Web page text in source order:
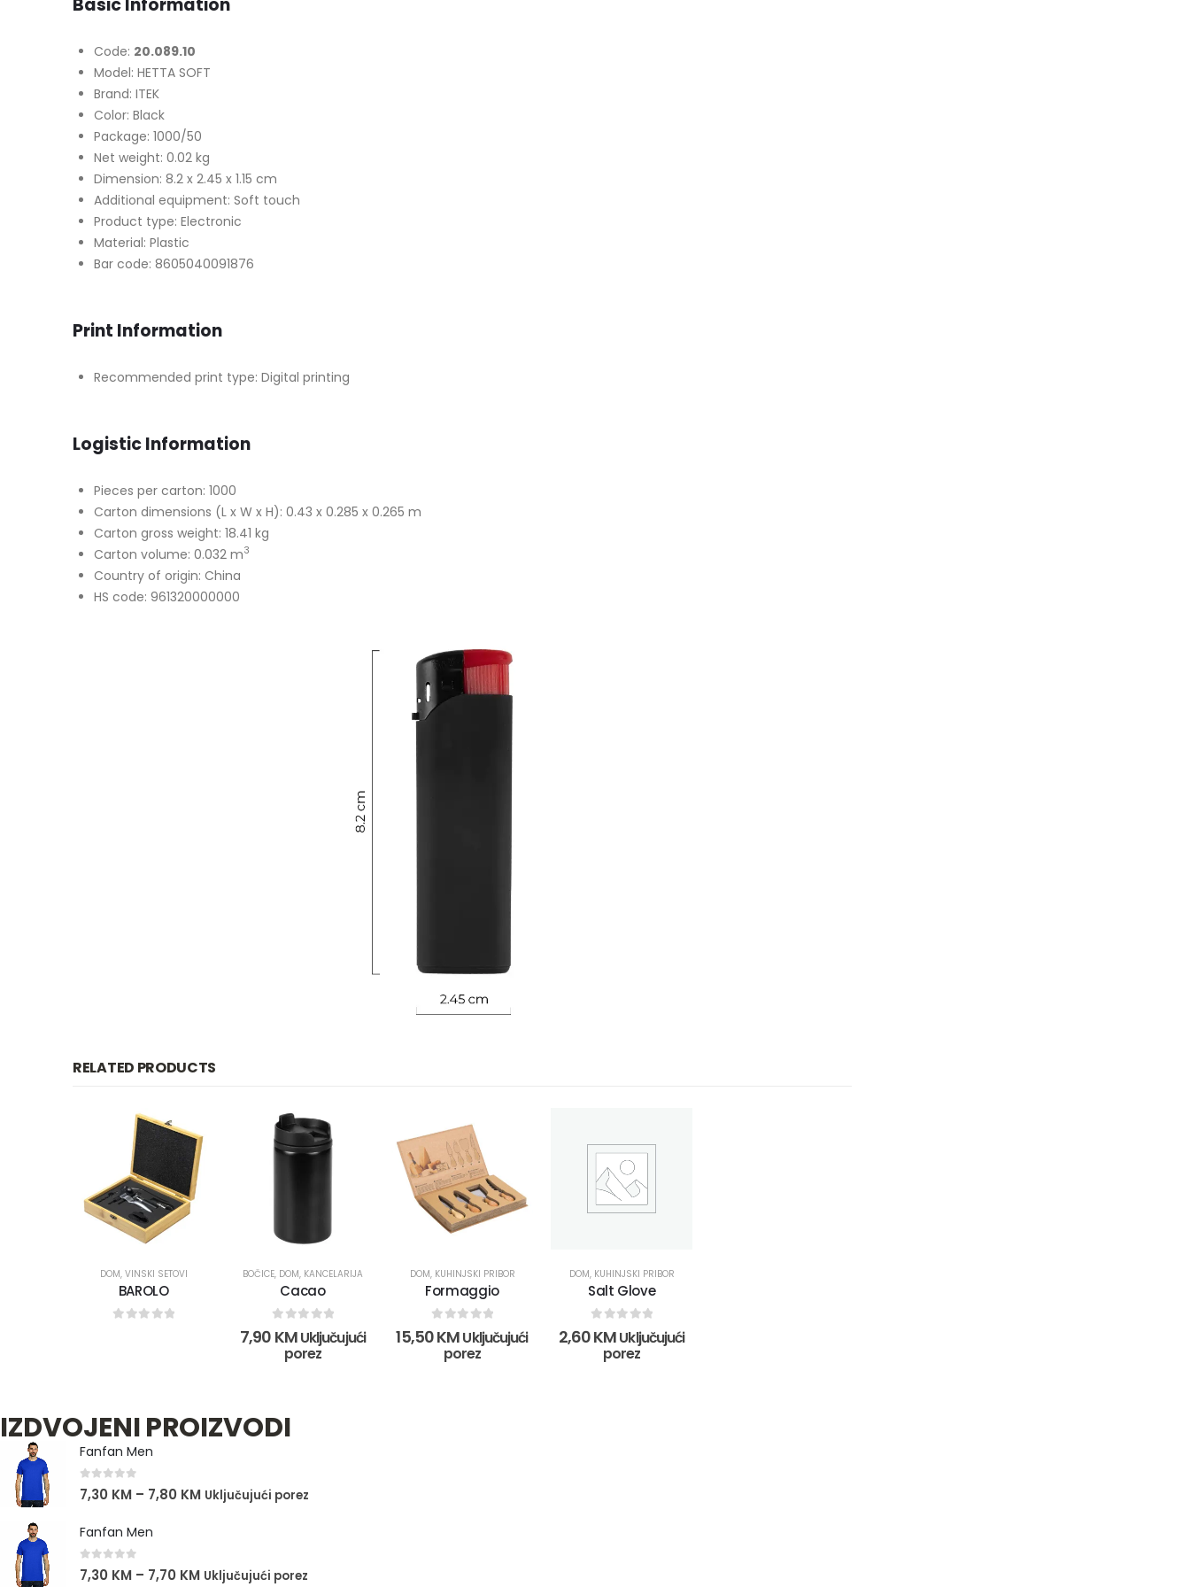
Code: 20.089.10
Model: HETTA SOFT
Brand: ITEK
Color: Black
Package: 1000/50
Net weight: 0.02 kg
Dimension: 8.2 x 2.45 x 1.15 cm
Additional equipment: Soft touch
Product type: Electronic
Material: Plastic
Bar code: 8605040091876
Print Information
Recommended print type: Digital printing
Logistic Information
Pieces per carton: 1000
Carton dimensions (L x W x H): 0.43 x 0.285 x 0.265 m
Carton gross weight: 18.41 kg
Carton volume: 0.032 m3
Country of origin: China
HS code: 961320000000
RELATED PRODUCTS
DOM, VINSKI SETOVI
BAROLO
BOČICE, DOM, KANCELARIJA
Cacao
7,90 KMUključujući
porez
DOM, KUHINJSKI PRIBOR
Formaggio
0
15,50KMUključujući
porez
DOM, KUHINJSKI PRIBOR
Salt Glove
2,60KMUključujući
porez
IZDVOJENI PROIZVODI
Fanfan Men
0out of 5
7,30 KM – 7,80 KM Uključujući porez
Fanfan Men
0out of 5
7,30 KM – 7,70 KM Uključujući porez